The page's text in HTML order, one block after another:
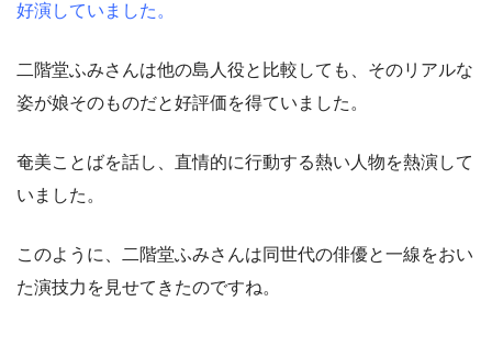
好演していました。
二階堂ふみさんは他の島人役と比較しても、そのリアルな
姿が娘そのものだと好評価を得ていました。
奄美ことばを話し、直情的に行動する熱い人物を熱演して
いました。
このように、二階堂ふみさんは同世代の俳優と一線をおい
た演技力を見せてきたのですね。